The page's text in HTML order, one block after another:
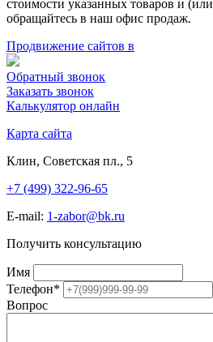
стоимости указанных товаров и
обращайтесь в наш офис продаж.
Продвижение сайтов в
Обратный звонок
Заказать звонок
Калькулятор онлайн
Карта сайта
Клин, Советская пл., 5
+7 (499) 322-96-65
E-mail: 1-zabor@bk.ru
Получить консультацию
Имя
Телефон*
Вопрос